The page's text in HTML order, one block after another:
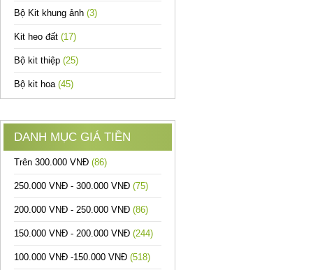
Bộ Kit khung ảnh (3)
Kit heo đất (17)
Bộ kit thiệp (25)
Bộ kit hoa (45)
DANH MỤC GIÁ TIỀN
Trên 300.000 VNĐ (86)
250.000 VNĐ - 300.000 VNĐ (75)
200.000 VNĐ - 250.000 VNĐ (86)
150.000 VNĐ - 200.000 VNĐ (244)
100.000 VNĐ -150.000 VNĐ (518)